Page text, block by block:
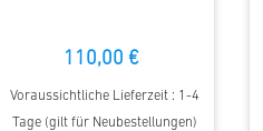
110,00 €
Voraussichtliche Lieferzeit : 1-4
Tage (gilt für Neubestellungen)